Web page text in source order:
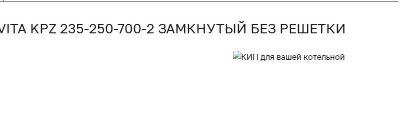
KPZ 235-250-700-2 ЗАМКНУТЫЙ БЕЗ РЕШЕТКИ